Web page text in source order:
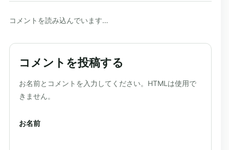
コメントを読み込んでいます…
コメントを投稿する
お名前とコメントを入力してください。HTMLは使用で
きません。
お名前
ウェブサイト